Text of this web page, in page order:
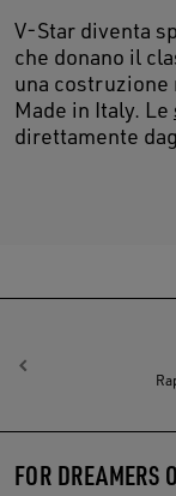
V-Star diventa
che donano il
una costruzione
Made in Italy. Le
direttamente
Indietro
FOR DREAMERS